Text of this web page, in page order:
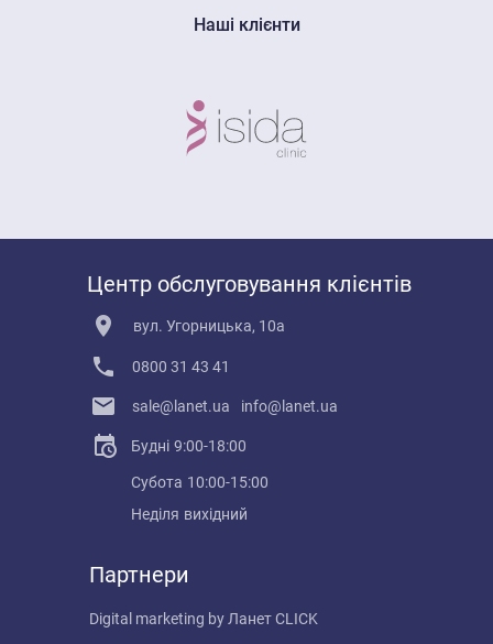
Наші клієнти
Центр обслуговування клієнтів
вул. Угорницька, 10а
0800 31 43 41
sale@lanet.ua info@lanet.ua
Будні 9:00-18:00
Субота 10:00-15:00
Неділя вихідний
Партнери
Digital marketing by Ланет CLICK